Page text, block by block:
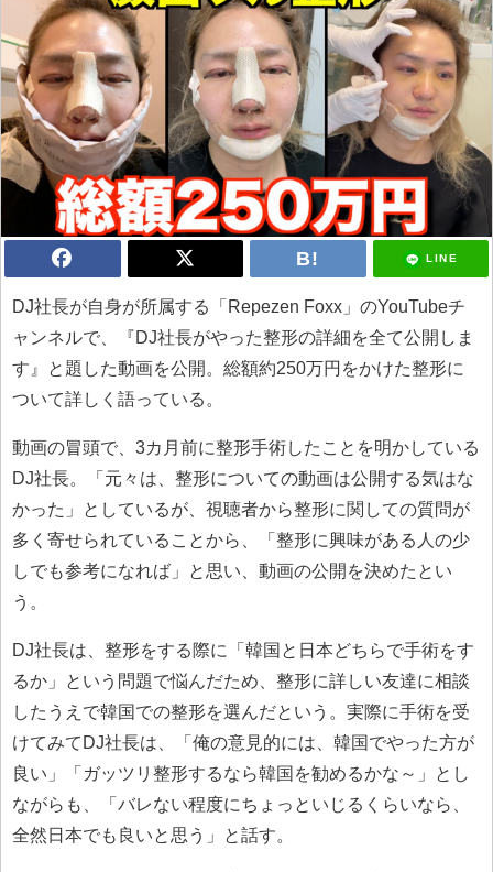
LINE
DJ社長が自身が所属する「Repezen Foxx」のYouTubeチ
ャンネルで、『DJ社長がやった整形の詳細を全て公開しま
す』と題した動画を公開。総額約250万円をかけた整形に
ついて詳しく語っている。
動画の冒頭で、3カ月前に整形手術したことを明かしている
DJ社長。「元々は、整形についての動画は公開する気はな
かった」としているが、視聴者から整形に関しての質問が
多く寄せられていることから、「整形に興味がある人の少
しでも参考になれば」と思い、動画の公開を決めたとい
う。
DJ社長は、整形をする際に「韓国と日本どちらで手術をす
るか」という問題で悩んだため、整形に詳しい友達に相談
したうえで韓国での整形を選んだという。実際に手術を受
けてみてDJ社長は、「俺の意見的には、韓国でやった方が
良い」「ガッツリ整形するなら韓国を勧めるかな～」とし
ながらも、「バレない程度にちょっといじるくらいなら、
全然日本でも良いと思う」と話す。